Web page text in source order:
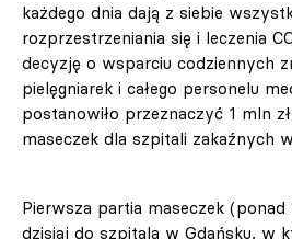
każdego dnia dają z siebie
rozprzestrzeniania się i leczenia
decyzję o wsparciu codziennych
pielęgniarek i całego personelu
postanowiło przeznaczyć 1 mln
maseczek dla szpitali zakaźnych
Pierwsza partia maseczek
dzisiaj do szpitala w Gdańsku, w